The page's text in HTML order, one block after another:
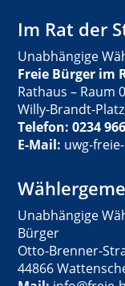
Im Rat der
Unabhängige
Freie Bürger im
Rathaus – Raum
Willy-Brandt-
Telefon: 0234
E-Mail: uwg-
Unabhängige
Bürger
Otto-Brenner-
44866